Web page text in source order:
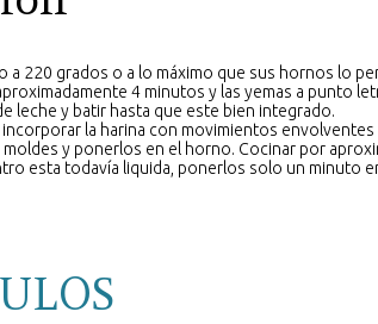
a 220 grados o a lo máximo que sus hornos lo
4 minutos y las yemas a punto
leche y batir hasta que este bien integrado.
la harina con movimientos
y ponerlos en el horno. Cocinar por
esta todavía liquida, ponerlos solo un minuto